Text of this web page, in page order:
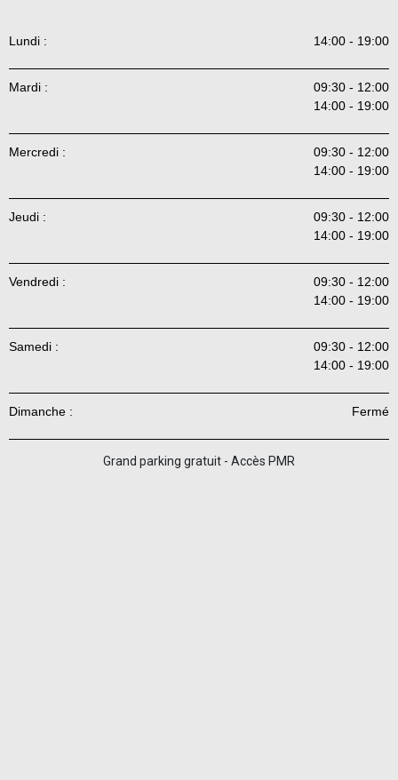
Lundi : 14:00 - 19:00
Mardi :
09:30 - 12:00
14:00 - 19:00
Mercredi :
09:30 - 12:00
14:00 - 19:00
Jeudi :
09:30 - 12:00
14:00 - 19:00
Vendredi :
09:30 - 12:00
14:00 - 19:00
Samedi :
09:30 - 12:00
14:00 - 19:00
Dimanche : Fermé
Grand parking gratuit - Accès PMR